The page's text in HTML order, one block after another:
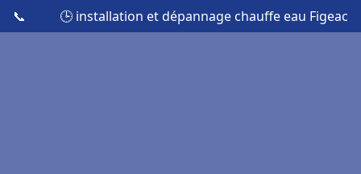
📞 🕒 installation et dépannage chauffe eau Figeac